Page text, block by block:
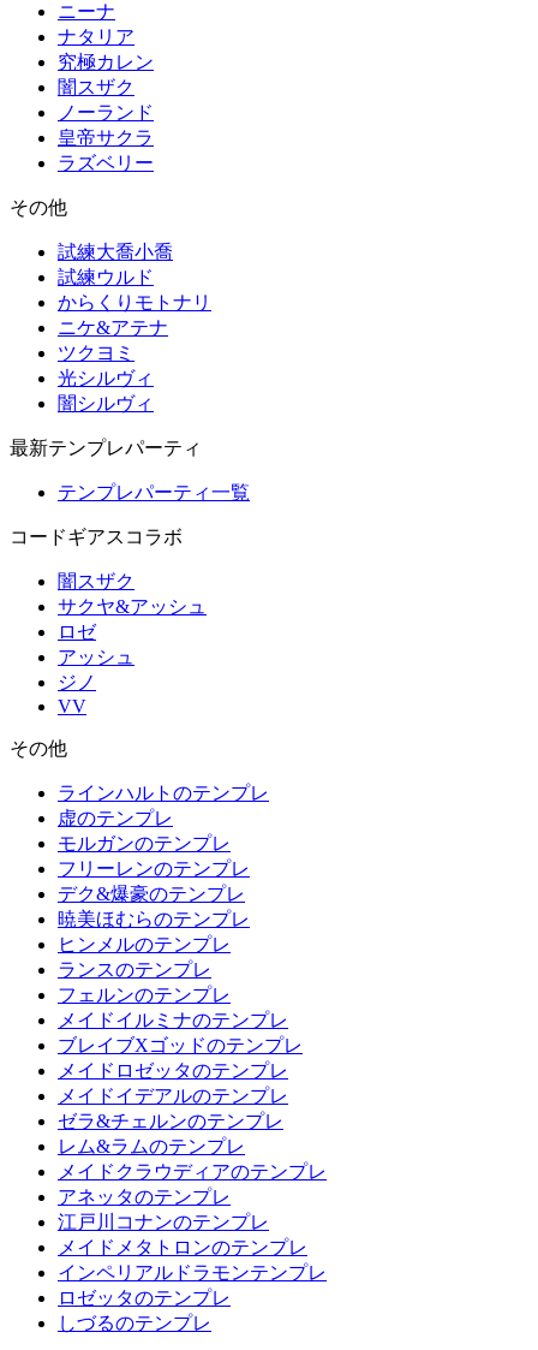
ニーナ
ナタリア
究極カレン
闇スザク
ノーランド
皇帝サクラ
ラズベリー
その他
試練大喬小喬
試練ウルド
からくりモトナリ
ニケ&アテナ
ツクヨミ
光シルヴィ
闇シルヴィ
最新テンプレパーティ
テンプレパーティ一覧
コードギアスコラボ
闇スザク
サクヤ&アッシュ
ロゼ
アッシュ
ジノ
VV
その他
ラインハルトのテンプレ
虚のテンプレ
モルガンのテンプレ
フリーレンのテンプレ
デク&爆豪のテンプレ
暁美ほむらのテンプレ
ヒンメルのテンプレ
ランスのテンプレ
フェルンのテンプレ
メイドイルミナのテンプレ
ブレイブXゴッドのテンプレ
メイドロゼッタのテンプレ
メイドイデアルのテンプレ
ゼラ&チェルンのテンプレ
レム&ラムのテンプレ
メイドクラウディアのテンプレ
アネッタのテンプレ
江戸川コナンのテンプレ
メイドメタトロンのテンプレ
インペリアルドラモンテンプレ
ロゼッタのテンプレ
しづるのテンプレ